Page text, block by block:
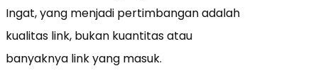
Ingat, yang menjadi pertimbangan adalah
kualitas link, bukan kuantitas atau
banyaknya link yang masuk.